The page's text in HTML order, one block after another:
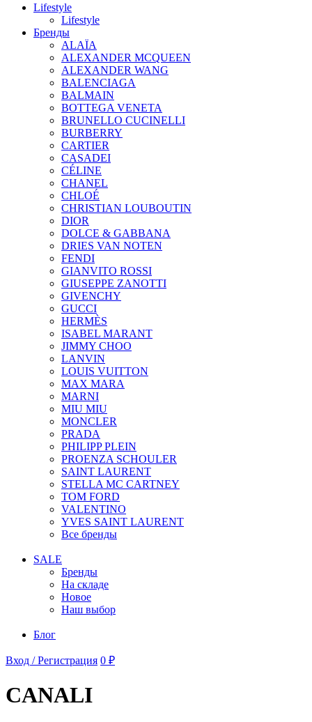
Lifestyle
Lifestyle
Бренды
ALAÏA
ALEXANDER MCQUEEN
ALEXANDER WANG
BALENCIAGA
BALMAIN
BOTTEGA VENETA
BRUNELLO CUCINELLI
BURBERRY
CARTIER
CASADEI
CÉLINE
CHANEL
CHLOÉ
CHRISTIAN LOUBOUTIN
DIOR
DOLCE & GABBANA
DRIES VAN NOTEN
FENDI
GIANVITO ROSSI
GIUSEPPE ZANOTTI
GIVENCHY
GUCCI
HERMÈS
ISABEL MARANT
JIMMY CHOO
LANVIN
LOUIS VUITTON
MAX MARA
MARNI
MIU MIU
MONCLER
PRADA
PHILIPP PLEIN
PROENZA SCHOULER
SAINT LAURENT
STELLA MC CARTNEY
TOM FORD
VALENTINO
YVES SAINT LAURENT
Все бренды
SALE
Бренды
На складе
Новое
Наш выбор
Блог
Вход / Регистрация 0 ₽
CANALI